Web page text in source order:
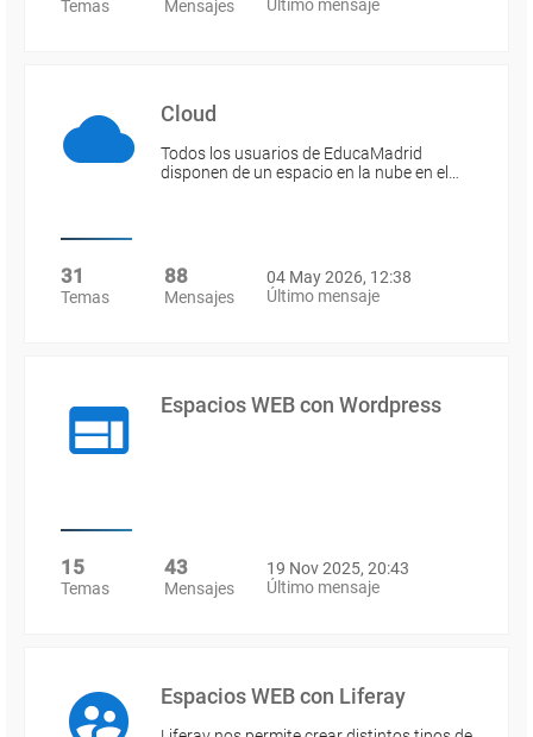
Temas Mensajes
Último mensaje
Cloud
Todos los usuarios de EducaMadrid
disponen de un espacio en la nube en el…
31
Temas
88
Mensajes
04 May 2026, 12:38
Último mensaje
Espacios WEB con Wordpress
15
Temas
43
Mensajes
19 Nov 2025, 20:43
Último mensaje
Espacios WEB con Liferay